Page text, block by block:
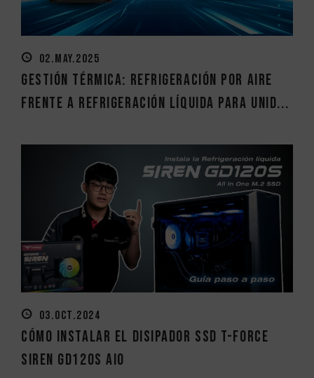
02.MAY.2025
Gestión térmica: Refrigeración por aire
frente a refrigeración líquida para unid...
03.OCT.2024
Cómo instalar el disipador SSD T-FORCE
SIREN GD120S AIO